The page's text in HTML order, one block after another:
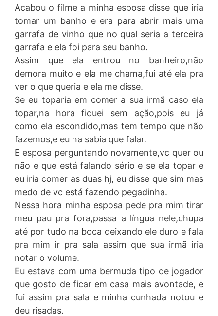
Acabou o filme a minha esposa disse que iria
tomar um banho e era para abrir mais uma
garrafa de vinho que no qual seria a terceira
garrafa e ela foi para seu banho.
Assim que ela entrou no banheiro,não
demora muito e ela me chama,fui até ela pra
ver o que queria e ela me disse.
Se eu toparia em comer a sua irmã caso ela
topar,na hora fiquei sem ação,pois eu já
como ela escondido,mas tem tempo que não
fazemos,e eu na sabia que falar.
E esposa perguntando novamente,vc quer ou
não e que está falando sério e se ela topar e
eu iria comer as duas hj, eu disse que sim mas
medo de vc está fazendo pegadinha.
Nessa hora minha esposa pede pra mim tirar
meu pau pra fora,passa a língua nele,chupa
até por tudo na boca deixando ele duro e fala
pra mim ir pra sala assim que sua irmã iria
notar o volume.
Eu estava com uma bermuda tipo de jogador
que gosto de ficar em casa mais avontade, e
fui assim pra sala e minha cunhada notou e
deu risadas.